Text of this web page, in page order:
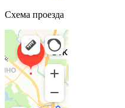
Схема проезда